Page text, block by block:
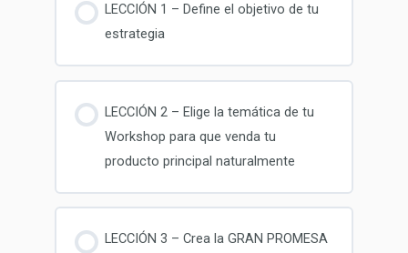
LECCIÓN 1 – Define el objetivo de tu
estrategia
LECCIÓN 2 – Elige la temática de tu
Workshop para que venda tu
producto principal naturalmente
LECCIÓN 3 – Crea la GRAN PROMESA